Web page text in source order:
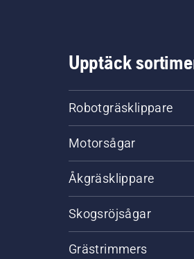
Upptäck
Robotgräsklippare
Motorsågar
Åkgräsklippare
Skogsröjsågar
Grästrimmers